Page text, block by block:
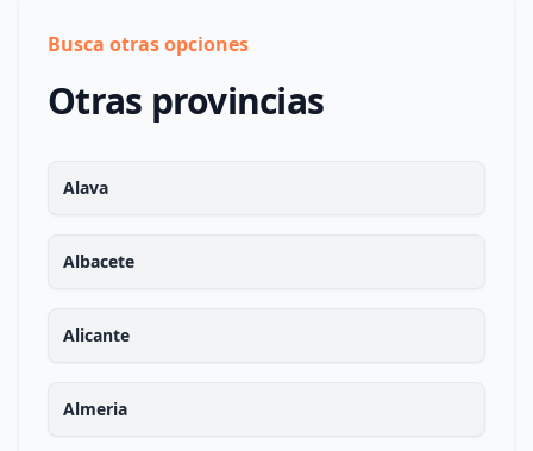
Busca otras opciones
Otras provincias
Alava
Albacete
Alicante
Almeria